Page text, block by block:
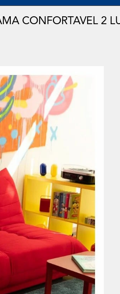
CONFORTAVEL 2